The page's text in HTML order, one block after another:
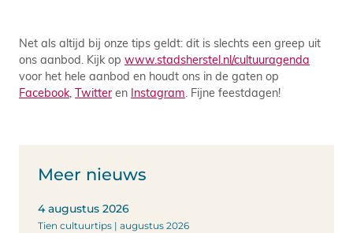
Net als altijd bij onze tips geldt: dit is slechts een greep uit
ons aanbod. Kijk op www.stadsherstel.nl/cultuuragenda
voor het hele aanbod en houdt ons in de gaten op
Facebook, Twitteren Instagram. Fijne feestdagen!
Meer nieuws
4 augustus 2026
Tien cultuurtips | augustus 2026